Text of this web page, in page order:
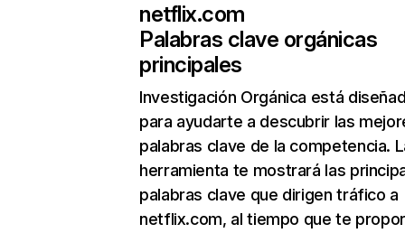
netflix.com
Palabras clave orgánicas
principales
Investigación Orgánica está
para ayudarte a descubrir las
palabras clave de la competencia.
herramienta te mostrará las
palabras clave que dirigen tráfico a
netflix.com, al tiempo que te